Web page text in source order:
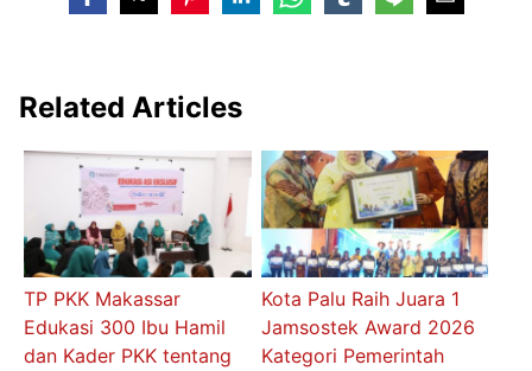
Related Articles
TP PKK Makassar
Edukasi 300 Ibu Hamil
dan Kader PKK tentang
Kota Palu Raih Juara 1
Jamsostek Award 2026
Kategori Pemerintah